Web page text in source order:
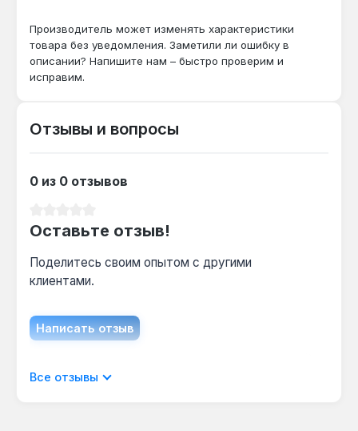
Подходит ли для работы с
динамометрическим ключом?
Да — хвостовик 1/4 дюйма и шестигранный
профиль 11 мм обеспечивают совместимость
сплавов, включая болты класса прочности до
Производитель может изменять характеристики
товара без уведомления. Заметили ли ошибку в
описании? Напишите нам – быстро проверим и
исправим.
Отзывы и вопросы
0 из 0 отзывов
Оставьте отзыв!
Поделитесь своим опытом с другими
клиентами.
Написать отзыв
Отображать отзывы только на текущем
Все отзывы